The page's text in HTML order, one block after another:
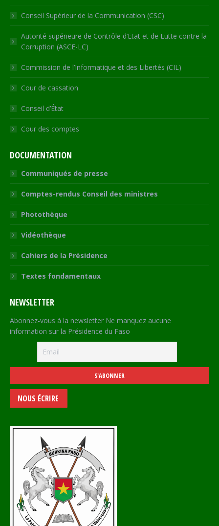
Conseil Supérieur de la Communication (CSC)
Autorité supérieure de Contrôle d’Etat et de Lutte contre la
Corruption (ASCE-LC)
Commission de l’Informatique et des Libertés (CIL)
Cour de cassation
Conseil d’État
Cour des comptes
DOCUMENTATION
Communiqués de presse
Comptes-rendus Conseil des ministres
Photothèque
Vidéothèque
Cahiers de la Présidence
Textes fondamentaux
NEWSLETTER
Abonnez-vous à la newsletter Ne manquez aucune
information sur la Présidence du Faso
NOUS ÉCRIRE